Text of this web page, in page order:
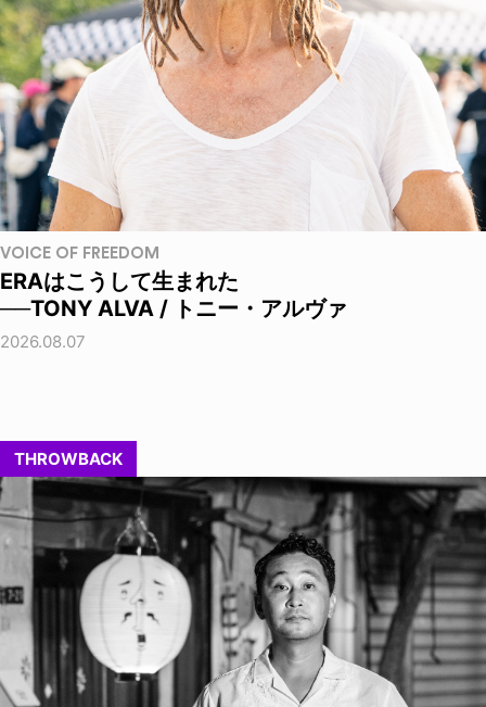
VOICE OF FREEDOM
ERAはこうして生まれた
──TONY ALVA / トニー・アルヴァ
2026.08.07
THROWBACK